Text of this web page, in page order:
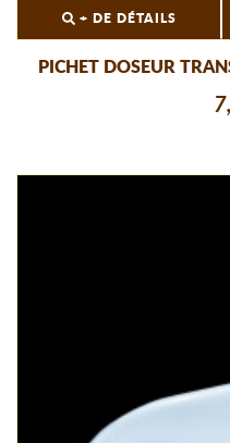
+ DE DÉTAILS
PICHET DOSEUR